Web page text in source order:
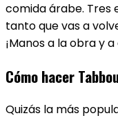
comida árabe. Tres
tanto que vas a
¡Manos a la obra y
Cómo hacer
Quizás la más